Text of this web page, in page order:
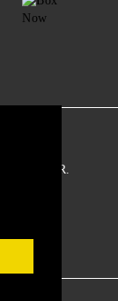
с GDPR.